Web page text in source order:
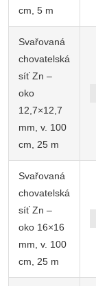
cm, 5 m
Svařovaná
chovatelská
síť Zn –
oko
12,7×12,7
mm, v. 100
cm, 25 m
Svařovaná
chovatelská
síť Zn –
oko 16×16
mm, v. 100
cm, 25 m